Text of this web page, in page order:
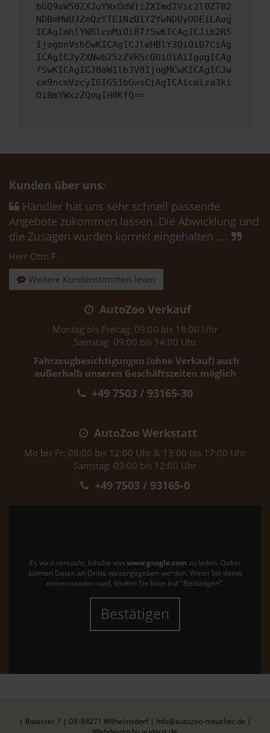
bGQ9aW50ZXJuYWxOdW1iZXImd2Vic2l0ZT02
NDBmMWU3ZmQzYTE1NzU1Y2YwNDUyODEiLAog
ICAgImhlYWRlcnMiOiB7fSwKICAgICJib2R5
IjogbnVsbCwKICAgICJleHBlY3QiOiB7CiAg
ICAgICJyZXNwb25zZVR5cGUiOiAiIgogICAg
fSwKICAgICJ0aW1lb3V0IjogMCwKICAgICJw
cm9ncmVzcyI6IG51bGwsCiAgICAicmlza3ki
OiBmYWxzZQogIH0KfQ==
Kunden über uns:
Händler hat uns sehr schnell passende
Angebote zukommen lassen. Die Abwicklung und
die Zusagen wurden korrekt eingehalten ....
Herr Otto F.
Weitere Kundenstimmen lesen
AutoZoo Verkauf
Montag bis Freitag: 09:00 bis 18:00 Uhr
Samstag: 09:00 bis 14:00 Uhr
Fahrzeugbesichtigungen (ohne Verkauf) auch
außerhalb unseren Geschäftszeiten möglich
+49 7503 / 93165-30
AutoZoo Werkstatt
Mo bis Fr: 08:00 bis 12:00 Uhr & 13:00 bis 17:00 Uhr
Samstag: 09:00 bis 12:00 Uhr
+49 7503 / 93165-0
Es wird versucht, Inhalte von www.google.com zu laden. Dabei
können Daten an Dritte weitergegeben werden. Wenn Sie damit
einverstanden sind, klicken Sie bitte auf "Bestätigen".
Bestätigen
| Rotäcker 7 | DE-88271 Wilhelmsdorf | info@autozoo-maucher.de |